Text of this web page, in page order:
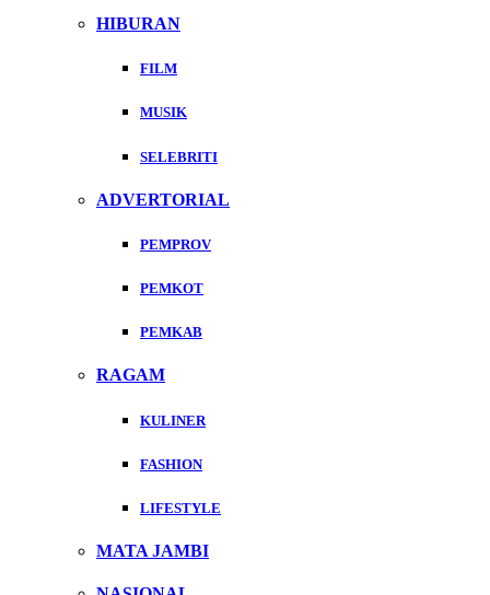
HIBURAN
FILM
MUSIK
SELEBRITI
ADVERTORIAL
PEMPROV
PEMKOT
PEMKAB
RAGAM
KULINER
FASHION
LIFESTYLE
MATA JAMBI